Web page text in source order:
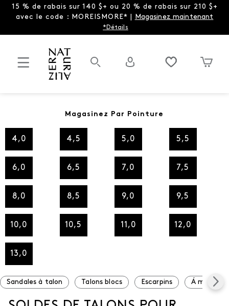
15 % de rabais sur 140 $+ ou 20 % de rabais sur 210 $+
avec le code : MOREISMORE* | Magasinez maintenant
*Détails
Magasinez Par Pointure
4,0 4,5 5,0 5,5
6,0 6,5 7,0 7,5
8,0 8,5 9,0 9,5
10,0 10,5 11,0 12,0
13,0
Sandales à talon Talons blocs Escarpins Á moins de